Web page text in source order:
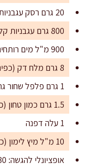
20 גרם רסק עגבניות (כ-1 כף גדושה)
800 גרם עגבניות קלופות מרוסקות משימורים
900 מ"ל מים רותחים (ועוד לפי הצורך לדילול)
8 גרם מלח דק (כפית וחצי), לפי הטעם
1 גרם פלפל שחור גרוס (כ-1/2 כפית)
1.5 גרם כמון טחון (כ-1/2 כפית)
1 עלה דפנה
10 מ"ל מיץ לימון (כ-2 כפיות), לסיום